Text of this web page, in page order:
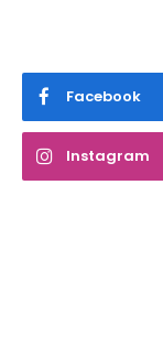
Facebook
Instagram